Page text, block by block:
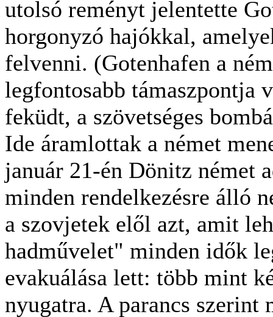
utolsó reményt jelentette
horgonyzó hajókkal,
felvenni. (Gotenhafen a
legfontosabb támaszpontja
feküdt, a szövetséges
Ide áramlottak a német
január 21-én Dönitz német
minden rendelkezésre álló
a szovjetek elől azt, amit
hadművelet" minden idők
evakuálása lett: több mint
nyugatra. A parancs szerint